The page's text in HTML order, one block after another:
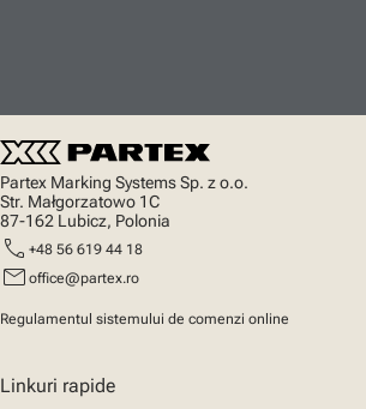
Partex Marking Systems Sp. z o.o.
Str. Małgorzatowo 1C
87-162 Lubicz, Polonia
call +48 56 619 44 18
mail office@partex.ro
Regulamentul sistemului de comenzi online
Linkuri rapide